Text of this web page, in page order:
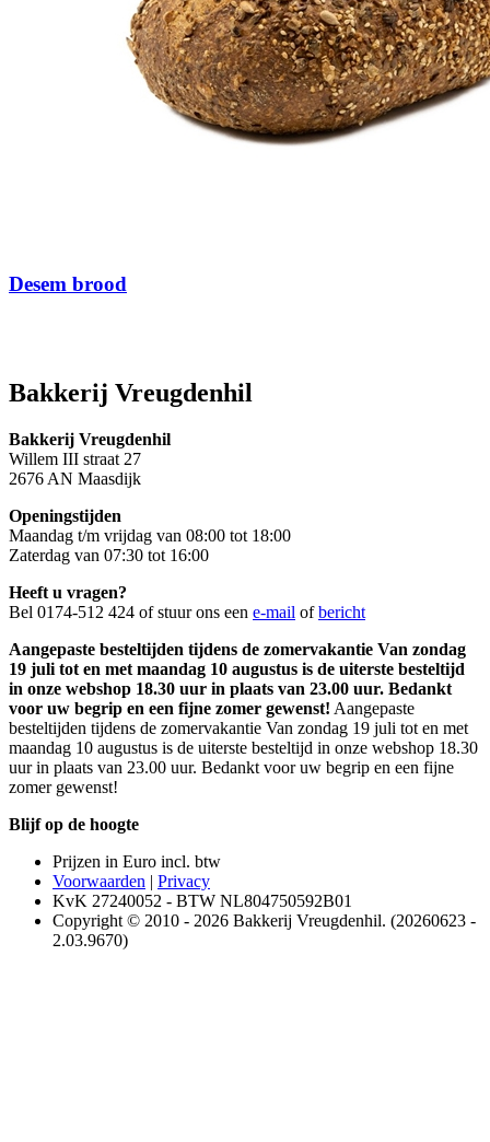
Desem brood
Bakkerij Vreugdenhil
Bakkerij Vreugdenhil
Willem III straat 27
2676 AN Maasdijk
Openingstijden
Maandag t/m vrijdag van 08:00 tot 18:00
Zaterdag van 07:30 tot 16:00
Heeft u vragen?
Bel 0174-512 424 of stuur ons een e-mail ofbericht
Aangepaste besteltijden tijdens de zomervakantie Van zondag
19 juli tot en met maandag 10 augustus is de uiterste besteltijd
in onze webshop 18.30 uur in plaats van 23.00 uur. Bedankt
voor uw begrip en een fijne zomer gewenst! Aangepaste
besteltijden tijdens de zomervakantie Van zondag 19 juli tot en met
maandag 10 augustus is de uiterste besteltijd in onze webshop 18.30
uur in plaats van 23.00 uur. Bedankt voor uw begrip en een fijne
zomer gewenst!
Blijf op de hoogte
Prijzen in Euro incl. btw
Voorwaarden | Privacy
KvK 27240052 - BTW NL804750592B01
Copyright © 2010 - 2026 Bakkerij Vreugdenhil. (20260623 -
2.03.9670)